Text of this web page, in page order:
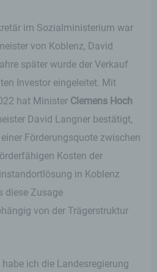
im Sozialministerium war
von Koblenz, David
später wurde der Verkauf
Investor eingeleitet. Mit
hat Minister Clemens Hoch
David Langner bestätigt,
Förderungsquote zwischen
Kosten der
in Koblenz
diese Zusage
von der Trägerstruktur
ich die Landesregierung